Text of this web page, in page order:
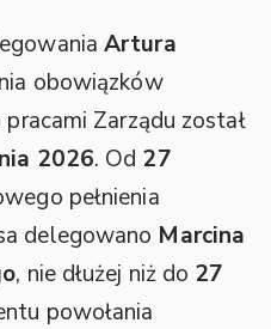
Artura
obowiązków
Zarządu został
2026. Od 27
pełnienia
delegowano Marcina
, nie dłużej niż do 27
powołania